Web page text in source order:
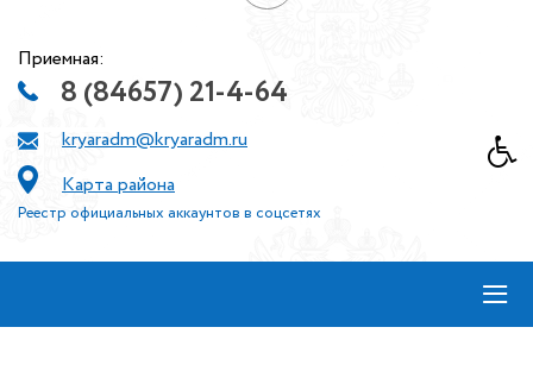
Приемная:
8 (84657) 21-4-64
kryaradm@kryaradm.ru
Карта района
Реестр официальных аккаунтов в соцсетях
≡